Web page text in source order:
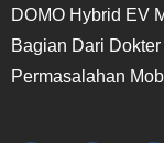
DOMO Hybrid EV
Bagian Dari
Permasalahan